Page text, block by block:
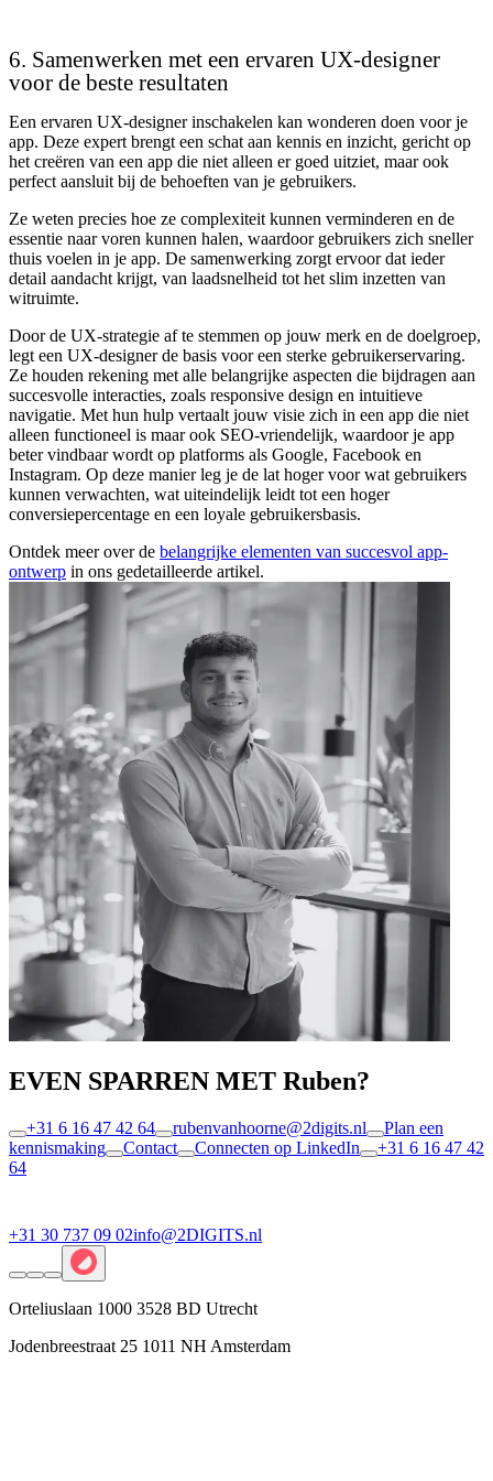
6. Samenwerken met een ervaren UX-designer
voor de beste resultaten
Een ervaren UX-designer inschakelen kan wonderen doen voor je
app. Deze expert brengt een schat aan kennis en inzicht, gericht op
het creëren van een app die niet alleen er goed uitziet, maar ook
perfect aansluit bij de behoeften van je gebruikers.
Ze weten precies hoe ze complexiteit kunnen verminderen en de
essentie naar voren kunnen halen, waardoor gebruikers zich sneller
thuis voelen in je app. De samenwerking zorgt ervoor dat ieder
detail aandacht krijgt, van laadsnelheid tot het slim inzetten van
witruimte.
Door de UX-strategie af te stemmen op jouw merk en de doelgroep,
legt een UX-designer de basis voor een sterke gebruikerservaring.
Ze houden rekening met alle belangrijke aspecten die bijdragen aan
succesvolle interacties, zoals responsive design en intuitieve
navigatie. Met hun hulp vertaalt jouw visie zich in een app die niet
alleen functioneel is maar ook SEO-vriendelijk, waardoor je app
beter vindbaar wordt op platforms als Google, Facebook en
Instagram. Op deze manier leg je de lat hoger voor wat gebruikers
kunnen verwachten, wat uiteindelijk leidt tot een hoger
conversiepercentage en een loyale gebruikersbasis.
Ontdek meer over de belangrijke elementen van succesvol app-
ontwerp in ons gedetailleerde artikel.
EVEN SPARREN MET Ruben?
+31 6 16 47 42 64 rubenvanhoorne@2digits.nl
Plan een
kennismaking
Contact Connecten op LinkedIn
+31 6 16 47 42
64
+31 30 737 09 02info@2DIGITS.nl
Orteliuslaan 1000 3528 BD Utrecht
Jodenbreestraat 25 1011 NH Amsterdam